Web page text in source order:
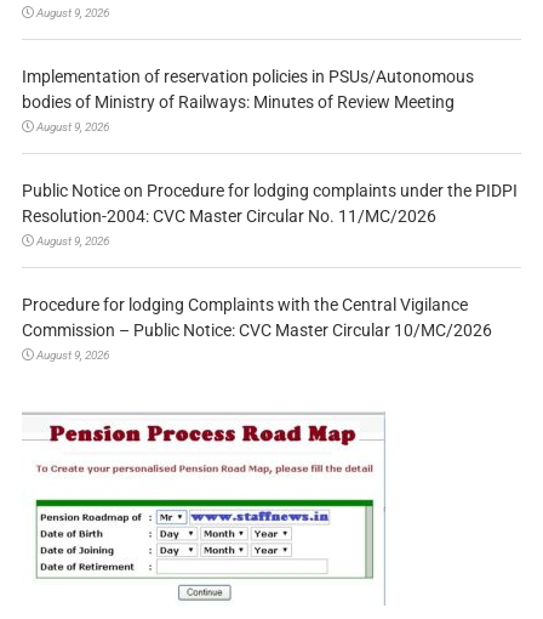
August 9, 2026
Implementation of reservation policies in PSUs/Autonomous
bodies of Ministry of Railways: Minutes of Review Meeting
August 9, 2026
Public Notice on Procedure for lodging complaints under the PIDPI
Resolution-2004: CVC Master Circular No. 11/MC/2026
August 9, 2026
Procedure for lodging Complaints with the Central Vigilance
Commission – Public Notice: CVC Master Circular 10/MC/2026
August 9, 2026